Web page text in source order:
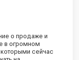
о продаже и
в огромном
сейчас